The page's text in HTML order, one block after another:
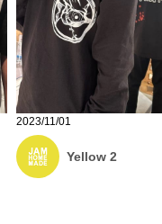
2023/11/01
Yellow 2